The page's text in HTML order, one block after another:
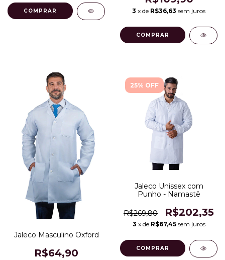
COMPRAR 3 x de R$36,63 sem juros
COMPRAR
Jaleco Masculino Oxford
R$64,90
25% OFF
Jaleco Unissex com
Punho - Namastê
R$269,80 R$202,35
3 x de R$67,45 sem juros
COMPRAR